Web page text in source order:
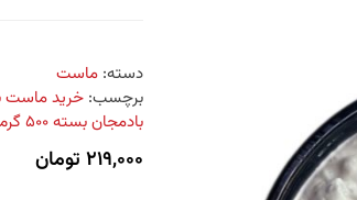
دسته: ماست
برچسب: خرید ماست
بادمجان بسته 500 گرمی
219,000 تومان